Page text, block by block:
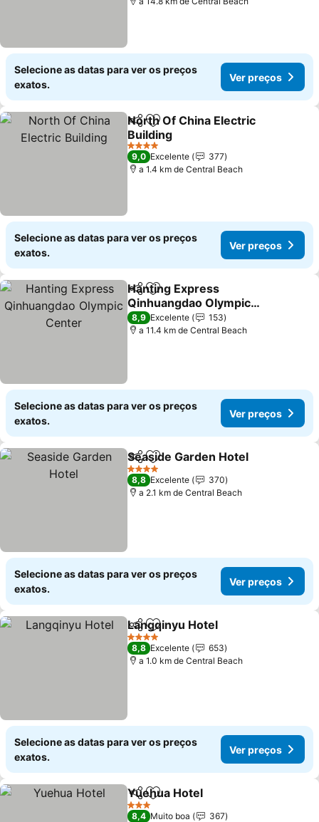
Selecione as datas para ver os preços
exatos.
Ver preços
PartilharAdicionar aos favoritos
North Of China Electric
Building
Ver preços
4 Estrelas
9,0 Excelente
377
a 1.4 km de Central Beach
Selecione as datas para ver os preços
exatos.
Ver preços
PartilharAdicionar aos favoritos
Hanting Express
Qinhuangdao Olympic
Center
Ver preços
8,9 Excelente
153
a 11.4 km de Central Beach
Selecione as datas para ver os preços
exatos.
Ver preços
PartilharAdicionar aos favoritos
Seaside Garden Hotel
4 Estrelas
8,8 Excelente
370
a 2.1 km de Central Beach
Selecione as datas para ver os preços
exatos.
Ver preços
PartilharAdicionar aos favoritos
Langqinyu Hotel
4 Estrelas
8,8 Excelente
653
a 1.0 km de Central Beach
Selecione as datas para ver os preços
exatos.
Ver preços
PartilharAdicionar aos favoritos
Yuehua Hotel
3 Estrelas
8,4 Muito boa
367